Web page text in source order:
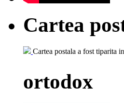
Cartea
Cartea postala a fost tiparita
ortodox